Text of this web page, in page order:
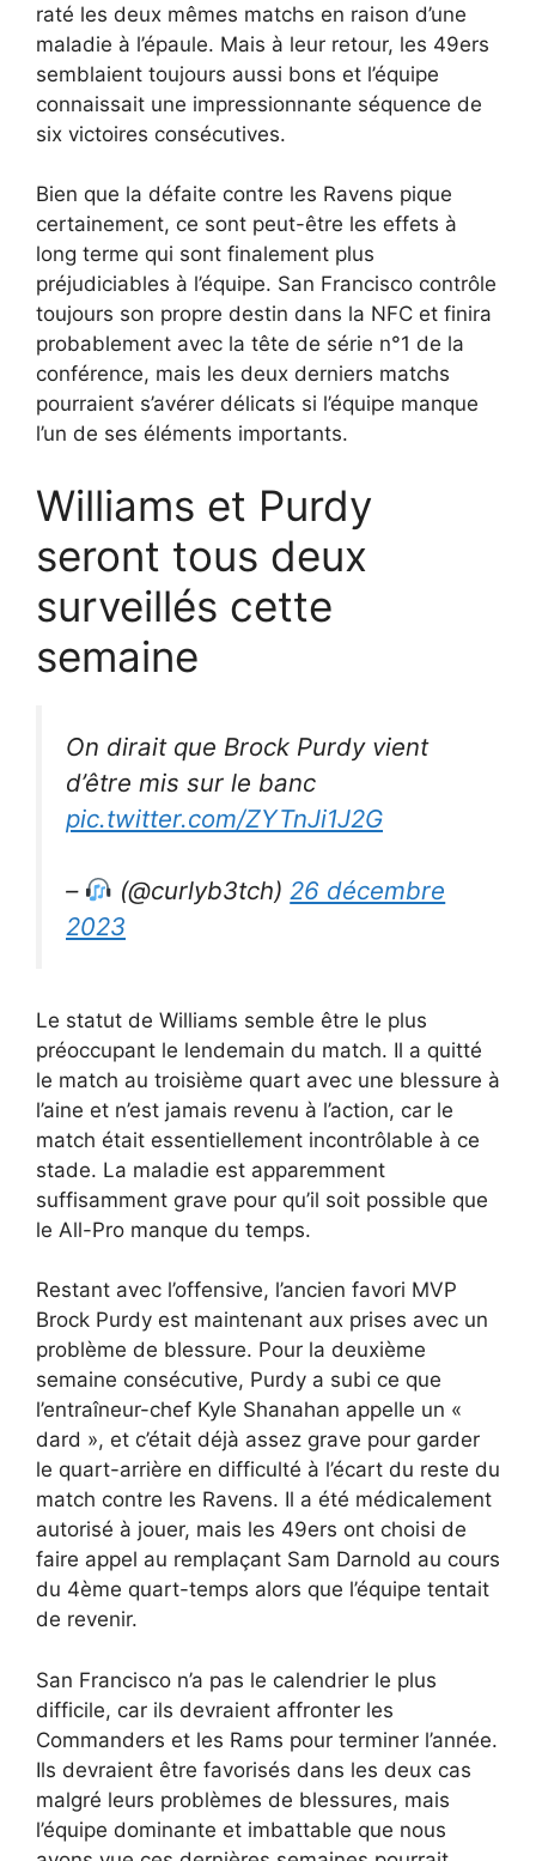
raté les deux mêmes matchs en raison d’une
maladie à l’épaule. Mais à leur retour, les 49ers
semblaient toujours aussi bons et l’équipe
connaissait une impressionnante séquence de
six victoires consécutives.
Bien que la défaite contre les Ravens pique
certainement, ce sont peut-être les effets à
long terme qui sont finalement plus
préjudiciables à l’équipe. San Francisco contrôle
toujours son propre destin dans la NFC et finira
probablement avec la tête de série n°1 de la
conférence, mais les deux derniers matchs
pourraient s’avérer délicats si l’équipe manque
l’un de ses éléments importants.
Williams et Purdy
seront tous deux
surveillés cette
semaine
On dirait que Brock Purdy vient
d’être mis sur le banc
pic.twitter.com/ZYTnJi1J2G
– (@curlyb3tch)26 décembre
2023
Le statut de Williams semble être le plus
préoccupant le lendemain du match. Il a quitté
le match au troisième quart avec une blessure à
l’aine et n’est jamais revenu à l’action, car le
match était essentiellement incontrôlable à ce
stade. La maladie est apparemment
suffisamment grave pour qu’il soit possible que
le All-Pro manque du temps.
Restant avec l’offensive, l’ancien favori MVP
Brock Purdy est maintenant aux prises avec un
problème de blessure. Pour la deuxième
semaine consécutive, Purdy a subi ce que
l’entraîneur-chef Kyle Shanahan appelle un «
dard », et c’était déjà assez grave pour garder
le quart-arrière en difficulté à l’écart du reste du
match contre les Ravens. Il a été médicalement
autorisé à jouer, mais les 49ers ont choisi de
faire appel au remplaçant Sam Darnold au cours
du 4ème quart-temps alors que l’équipe tentait
de revenir.
San Francisco n’a pas le calendrier le plus
difficile, car ils devraient affronter les
Commanders et les Rams pour terminer l’année.
Ils devraient être favorisés dans les deux cas
malgré leurs problèmes de blessures, mais
l’équipe dominante et imbattable que nous